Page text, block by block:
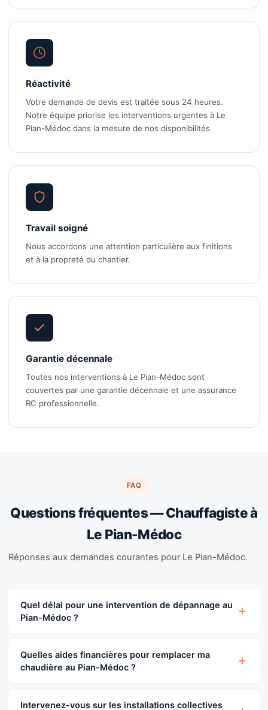
Réactivité
Votre demande de devis est traitée sous 24 heures.
Notre équipe priorise les interventions urgentes à Le
Pian-Médoc dans la mesure de nos disponibilités.
Travail soigné
Nous accordons une attention particulière aux finitions
et à la propreté du chantier.
Garantie décennale
Toutes nos interventions à Le Pian-Médoc sont
couvertes par une garantie décennale et une assurance
RC professionnelle.
FAQ
Questions fréquentes — Chauffagiste à
Le Pian-Médoc
Réponses aux demandes courantes pour Le Pian-Médoc.
Quel délai pour une intervention de dépannage au
Pian-Médoc ?
selon urgence. Les pannes critiques en période hivernale
sont traitées en priorité.
Quelles aides financières pour remplacer ma
chaudière au Pian-Médoc ?
vous accompagnons dans le montage des dossiers selon
Intervenez-vous sur les installations collectives